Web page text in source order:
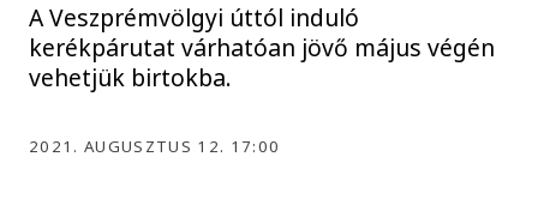
A Veszprémvölgyi úttól induló
kerékpárutat várhatóan jövő május végén
vehetjük birtokba.
2021. AUGUSZTUS 12. 17:00